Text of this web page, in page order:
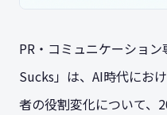
PR・コミュニケーショ
Sucks」は、AI時代にお
者の役割変化について、